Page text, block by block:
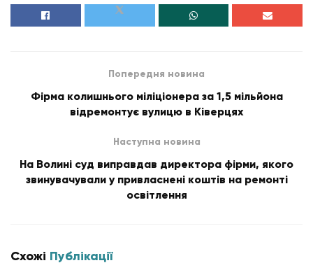
Попередня новина
Фірма колишнього міліціонера за 1,5 мільйона
відремонтує вулицю в Ківерцях
Наступна новина
На Волині суд виправдав директора фірми, якого
звинувачували у привласнені коштів на ремонті
освітлення
Схожі Публікації